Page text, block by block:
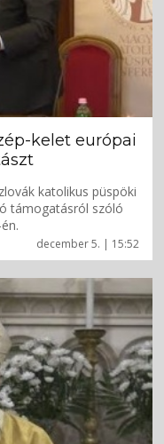
december 5. | 15:52
kelet európai
katolikus püspöki
támogatásról szóló